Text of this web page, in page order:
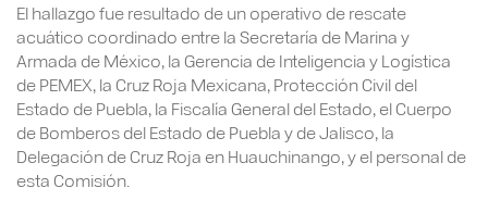
El hallazgo fue resultado de un operativo de rescate
acuático coordinado entre la Secretaría de Marina y
Armada de México, la Gerencia de Inteligencia y Logística
de PEMEX, la Cruz Roja Mexicana, Protección Civil del
Estado de Puebla, la Fiscalía General del Estado, el Cuerpo
de Bomberos del Estado de Puebla y de Jalisco, la
Delegación de Cruz Roja en Huauchinango, y el personal de
esta Comisión.